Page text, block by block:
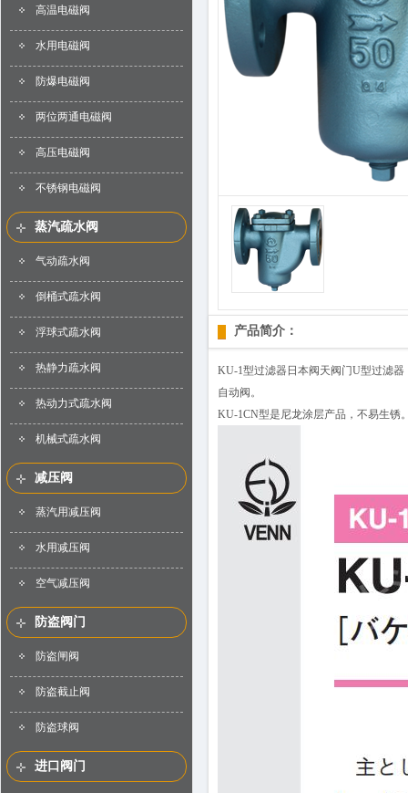
高温电磁阀
水用电磁阀
防爆电磁阀
两位两通电磁阀
高压电磁阀
不锈钢电磁阀
蒸汽疏水阀
气动疏水阀
倒桶式疏水阀
浮球式疏水阀
热静力疏水阀
热动力式疏水阀
机械式疏水阀
减压阀
蒸汽用减压阀
水用减压阀
空气减压阀
防盗阀门
防盗闸阀
防盗截止阀
防盗球阀
进口阀门
产品简介：
KU-1型过滤器日本阀天阀门U型过滤
自动阀。
KU-1CN型是尼龙涂层产品，不易生锈